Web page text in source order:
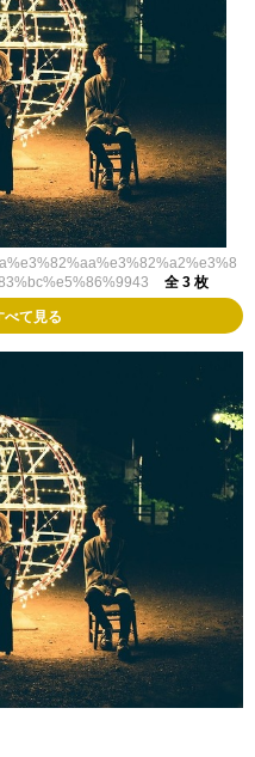
全 3 枚
べて見る